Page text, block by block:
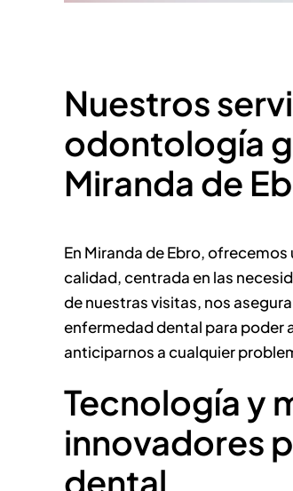
Nuestros
odontología
Miranda de
En Miranda de Ebro,
calidad, centrada en las
de nuestras visitas, nos
enfermedad dental para poder
anticiparnos a cualquier
Tecnología y
innovadores
dental